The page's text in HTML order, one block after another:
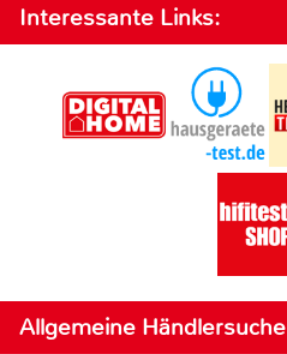
Interessante Links:
Allgemeine Händlersuche